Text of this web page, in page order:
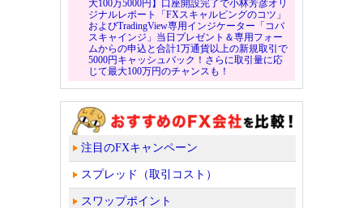
大100万5000円】口座開設完了で小林芳彦オリ
ジナルレポート「FXスキャルピングのコツ」
およびTradingView専用インジケーター「コバ
スキャインジ」当日プレゼント＆専用フォー
ムからの申込と合計1万通貨以上の新規取引で
5000円キャッシュバック！さらに取引量に応
じて最大100万円のチャンスも！
注目のFXキャンペーン
スプレッド（取引コスト）
スワップポイント